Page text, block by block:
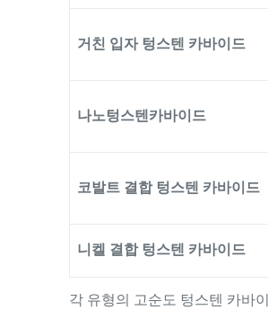
거친 입자 텅스텐 카바이드
나노텅스텐카바이드
코발트 결합 텅스텐 카바이드
니켈 결합 텅스텐 카바이드
각 유형의 고순도 텅스텐 카바